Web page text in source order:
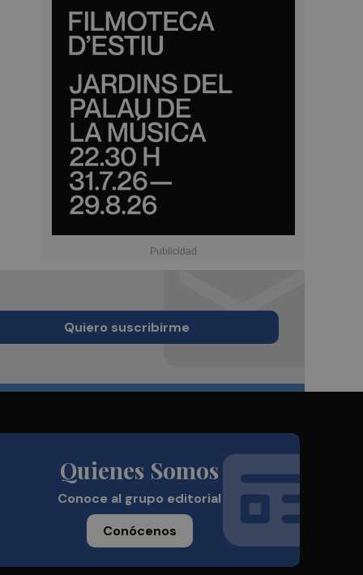
Quiero suscribirme
Quienes Somos
Conoce al grupo editorial
Conócenos